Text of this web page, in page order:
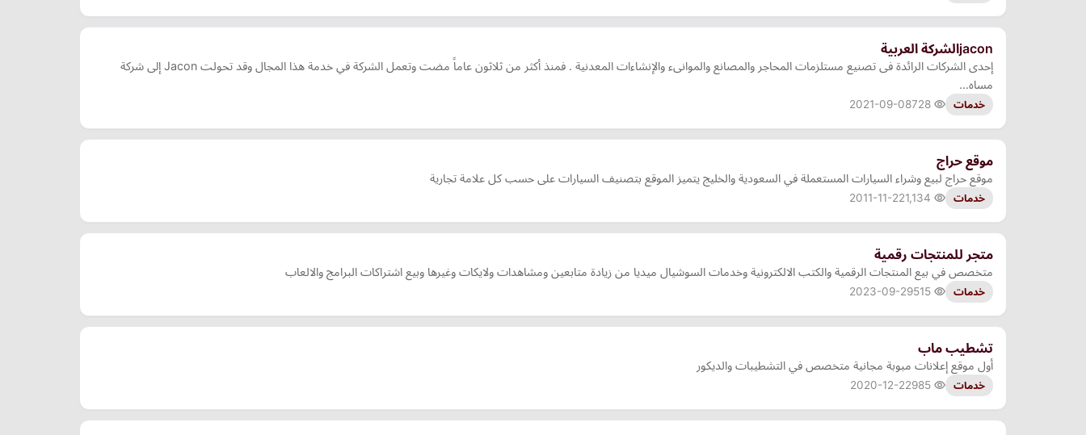
jaconالشركة العربية
إحدى الشركات الرائدة فى تصنيع مستلزمات المحاجر والمصانع والموانىء والإنشاءات المعدنية . فمنذ أكثر من ثلاثون عاماً مضت وتعمل الشركة في خدمة هذا المجال وقد تحولت Jacon إلى شركة
مساه…
خدمات 2021-09-08
موقع حراج
موقع حراج لبيع وشراء السيارات المستعملة في السعودية والخليج يتميز الموقع بتصنيف السيارات على حسب كل علامة تجارية
خدمات 2011-11-22
متجر للمنتجات رقمية
متخصص في بيع المنتجات الرقمية والكتب الالكترونية وخدمات السوشيال ميديا من زيادة متابعين ومشاهدات ولايكات وغيرها وبيع اشتراكات البرامج والالعاب
خدمات 2023-09-29
تشطيب ماب
أول موقع إعلانات مبوبة مجانية متخصص في التشطيبات والديكور
خدمات 2020-12-22